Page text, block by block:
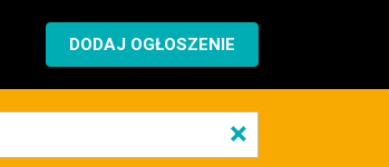
DODAJ OGŁOSZENIE
×